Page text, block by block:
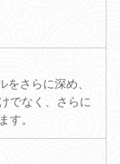
さらに深め、
でなく、さらに
す。